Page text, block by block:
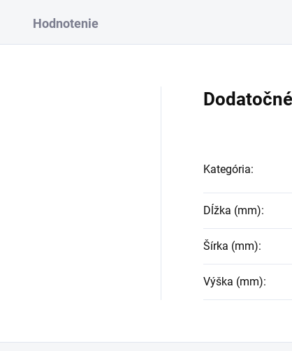
Hodnotenie
Kategória:
Dĺžka (mm):
Šírka (mm):
Výška (mm):